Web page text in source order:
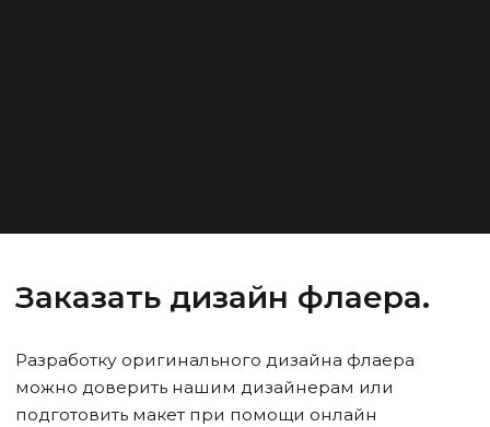
Заказать дизайн флаера.
Разработку оригинального дизайна флаера
можно доверить нашим дизайнерам или
подготовить макет при помощи онлайн